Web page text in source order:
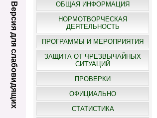
Версия для слабовидящих
ОБЩАЯ ИНФОРМАЦИЯ
НОРМОТВОРЧЕСКАЯ
ДЕЯТЕЛЬНОСТЬ
ПРОГРАММЫ И МЕРОПРИЯТИЯ
ЗАЩИТА ОТ ЧРЕЗВЫЧАЙНЫХ
СИТУАЦИЙ
ПРОВЕРКИ
ОФИЦИАЛЬНО
СТАТИСТИКА